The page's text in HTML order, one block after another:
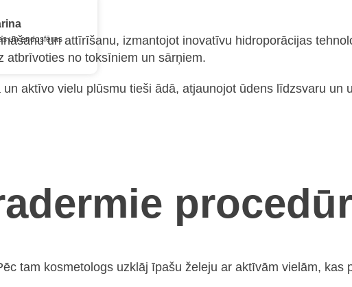
un endosfērasun attīrīšanu, izmantojot inovatīvu hidroporācijas
atbrīvoties no toksīniem un sārņiem.
aktīvo vielu plūsmu tieši ādā, atjaunojot ūdens līdzsvaru un
tam kosmetologs uzklāj īpašu želeju ar aktīvām vielām, kas